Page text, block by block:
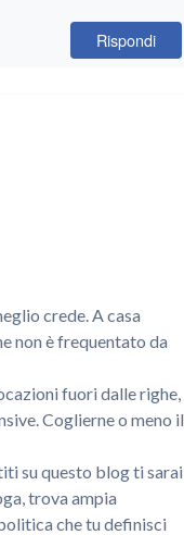
Rispondi
crede. A casa
non è frequentato da
fuori dalle righe,
Coglierne o meno il
su questo blog ti sarai
trova ampia
che tu definisci